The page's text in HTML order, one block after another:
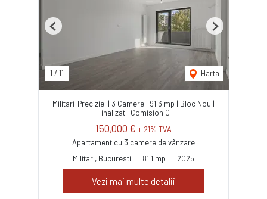
1 / 11 Harta
Previous Next
Militari-Preciziei | 3 Camere | 91.3 mp | Bloc Nou |
Finalizat | Comision 0
150,000 € + 21% TVA
Apartament cu 3 camere de vânzare
Militari, Bucuresti
81.1 mp 2025
Vezi mai multe detalii